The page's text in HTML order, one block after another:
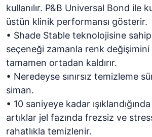
kullanılır. P&B Universal Bond ile
üstün klinik performansı gösterir.
• Shade Stable teknolojisine
seçeneği zamanla renk
tamamen ortadan kaldırır.
• Neredeyse sınırsız temizleme
siman.
• 10 saniyeye kadar
artıklar jel fazında frezsiz ve
rahatlıkla temizlenir.